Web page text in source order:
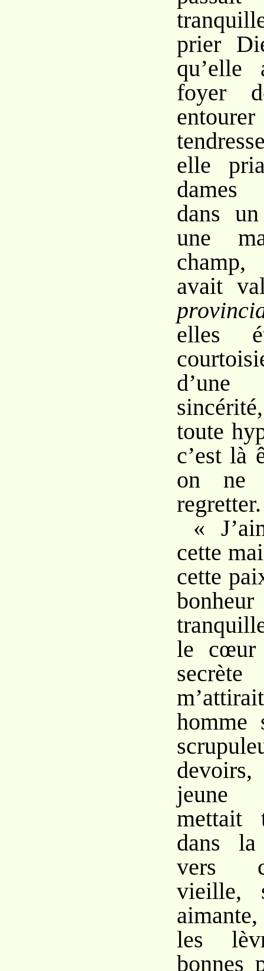
prier
foyer
elle
dames
dans
une
avait
elles
toute
c’est là
on ne
regretter.
«
cette
cette
le cœur
jeune
mettait
dans
vers
vieille,
les
bonnes